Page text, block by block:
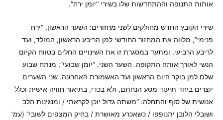
אותות התנופה וההתחדשות שלו בשירי “יומן ירח”.
שירי הקובץ החדש מחולקים לשני מחזורים: השער הראשון, “ירח
פנימי”, מלווה את המחזור החודשי למן הריבע הראשון, המולד, ועד
לריבע הרביעי, ומתעד במסגרת זו את השינויים החלים בטווח הקיום
הנשי לאורך אותה התקופה. השער השני, “יומן שבועי”, מנתח שבוע
שלם למן בוקר היום הראשון ועד האשמורת האחרונה. שני השערים
יוצרים ביחד תיעוד מסע הנחתם, ולא בכדי, בתיאור חוויה אישית וכלל
אנושית של סוף והתחלה: “משתה גדול יוכן לקראתי / ומנגינות הלב
ושובלי הלובן יתנופפו / כשאכרע מאושרת / בחיק המצפים לשובי” (עמ’